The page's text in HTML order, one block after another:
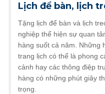
Lịch để bàn, lịch
Tặng lịch để bàn và lịch
nghiệp thể hiện sự quan
hàng suốt cả năm. Những
trang lịch có thể là phong
cảnh hay các thông điệp
hàng có những phút giây
trọng.